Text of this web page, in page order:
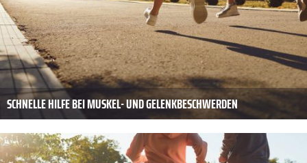
SCHNELLE HILFE BEI MUSKEL- UND GELENKBESCHWERDEN